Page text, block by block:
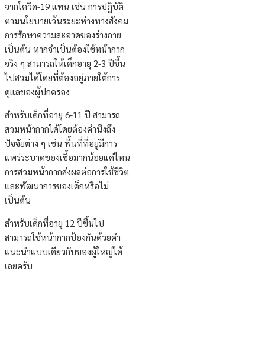
จากโควิด-19 แทน เช่น การปฏิบัติ
ตามนโยบายเว้นระยะห่างทางสังคม
การรักษาความสะอาดของร่างกาย
เป็นต้น หากจำเป็นต้องใช้หน้ากาก
จริง ๆ สามารถให้เด็กอายุ 2-3 ปีขึ้น
ไปสวมได้โดยที่ต้องอยู่ภายใต้การ
ดูแลของผู้ปกครอง
สำหรับเด็กที่อายุ 6-11 ปี สามารถ
สวมหน้ากากได้โดยต้องคำนึงถึง
ปัจจัยต่าง ๆ เช่น พื้นที่ที่อยู่มีการ
แพร่ระบาดของเชื้อมากน้อยแค่ไหน
การสวมหน้ากากส่งผลต่อการใช้ชีวิต
และพัฒนาการของเด็กหรือไม่
เป็นต้น
สำหรับเด็กที่อายุ 12 ปีขึ้นไป
สามารถใช้หน้ากากป้องกันด้วยคำ
แนะนำแบบเดียวกับของผู้ใหญ่ได้
เลยครับ